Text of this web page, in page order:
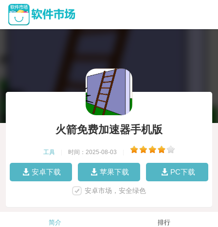
火箭免费加速器手机版
工具 时间：2025-08-03
安卓下载 苹果下载 PC下载
安卓市场，安全绿色
简介 排行